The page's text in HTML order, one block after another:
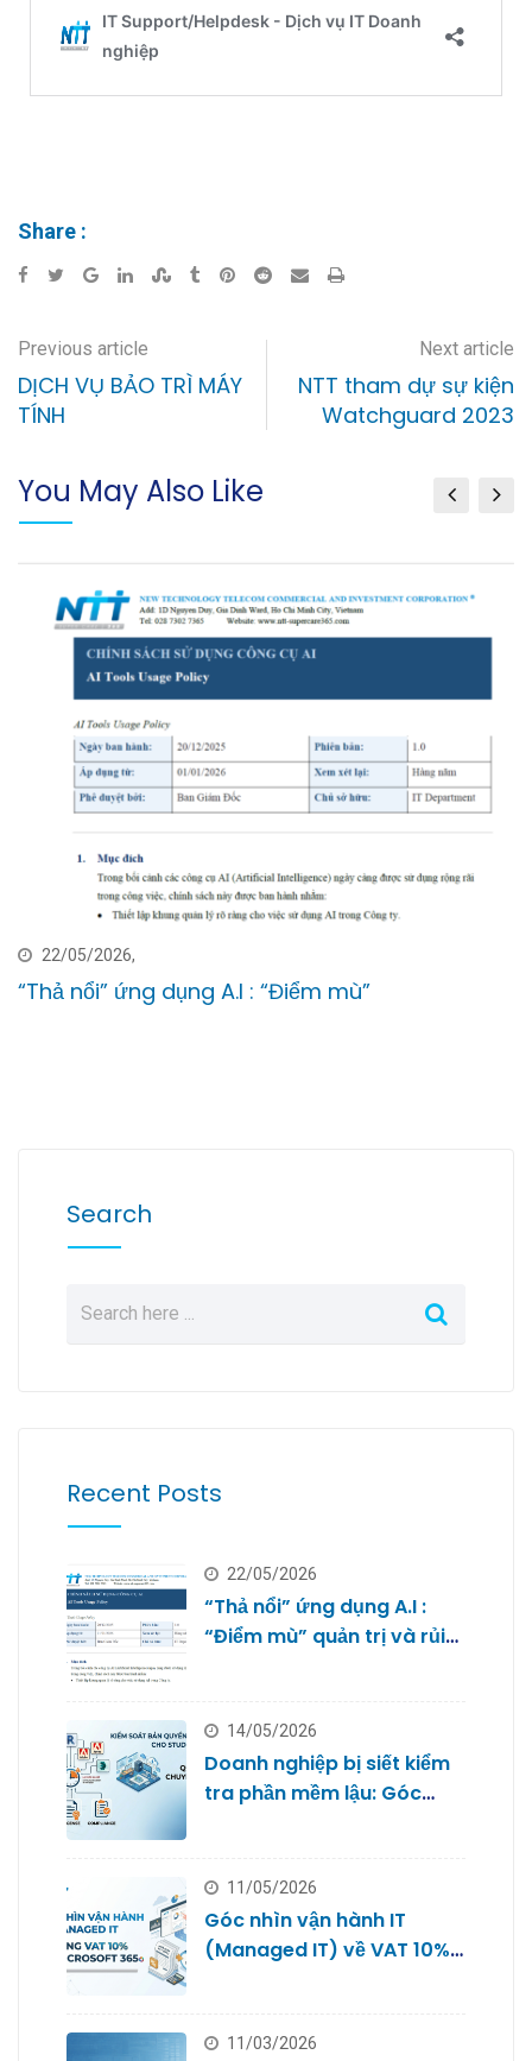
Share :
Previous article
DỊCH VỤ BẢO TRÌ MÁY
TÍNH
Next article
NTT tham dự sự kiện
Watchguard 2023
You May Also Like
22/05/2026,
“Thả nổi” ứng dụng A.I : “Điểm mù”
Search
Recent Posts
22/05/2026
“Thả nổi” ứng dụng A.I :
“Điểm mù” quản trị và rủi
14/05/2026
Doanh nghiệp bị siết kiểm
tra phần mềm lậu: Góc
11/05/2026
Góc nhìn vận hành IT
(Managed IT) về VAT 10%
11/03/2026